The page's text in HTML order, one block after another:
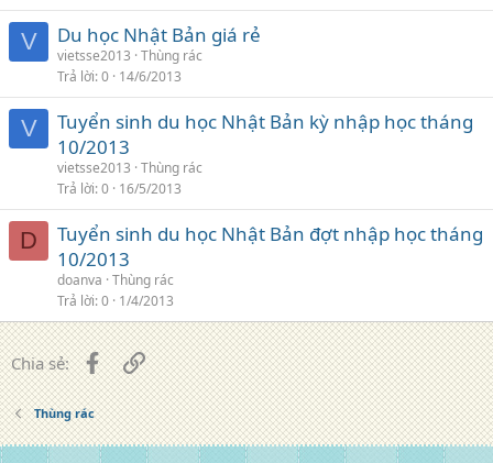
V Du học Nhật Bản giá rẻ
vietsse2013 Thùng rác
Trả lời 0 14/6/2013
V
Tuyển sinh du học Nhật Bản kỳ nhập học tháng
10/2013
vietsse2013 Thùng rác
Trả lời 0 16/5/2013
D
Tuyển sinh du học Nhật Bản đợt nhập học tháng
10/2013
doanva Thùng rác
Trả lời 0 1/4/2013
Chia sẻ: FacebookLiên kết
Thùng rác